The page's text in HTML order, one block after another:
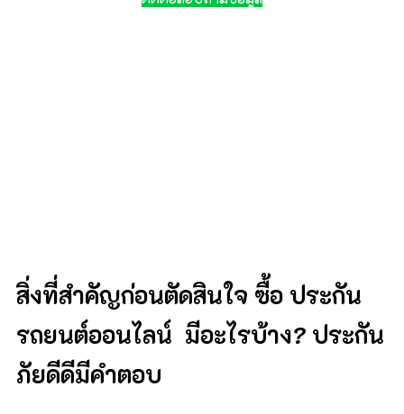
สิ่งที่สำคัญก่อนตัดสินใจ ซื้อ ประกัน
รถยนต์ออนไลน์ มีอะไรบ้าง? ประกัน
ภัยดีดีมีคำตอบ